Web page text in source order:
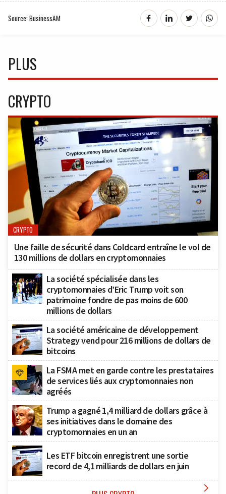
Source: BusinessAM
PLUS
CRYPTO
CRYPTO
Une faille de sécurité dans Coldcard entraîne le vol de
130 millions de dollars en cryptomonnaies
La société spécialisée dans les
cryptomonnaies d’Eric Trump voit son
patrimoine fondre de pas moins de 600
millions de dollars
La société américaine de développement
Strategy vend pour 216 millions de dollars de
bitcoins
La FSMA met en garde contre les prestataires
de services liés aux cryptomonnaies non
agréés
Trump a gagné 1,4 milliard de dollars grâce à
ses initiatives dans le domaine des
cryptomonnaies en un an
Les ETF bitcoin enregistrent une sortie
record de 4,1 milliards de dollars en juin
